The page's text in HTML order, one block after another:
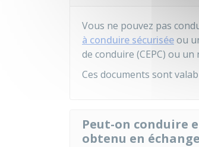
Vous ne pouvez pas
à conduire sécuriséeou
de conduire (CEPC) ou
Ces documents sont
Peut-on conduire
obtenu en